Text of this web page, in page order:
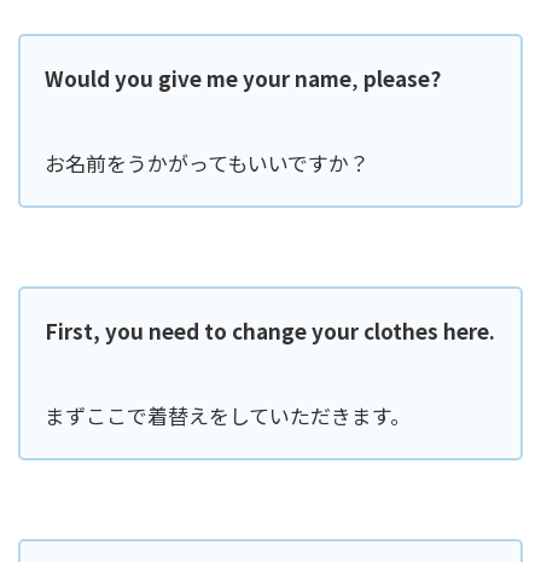
Would you give me your name, please?
お名前をうかがってもいいですか？
First, you need to change your clothes here.
まずここで着替えをしていただきます。